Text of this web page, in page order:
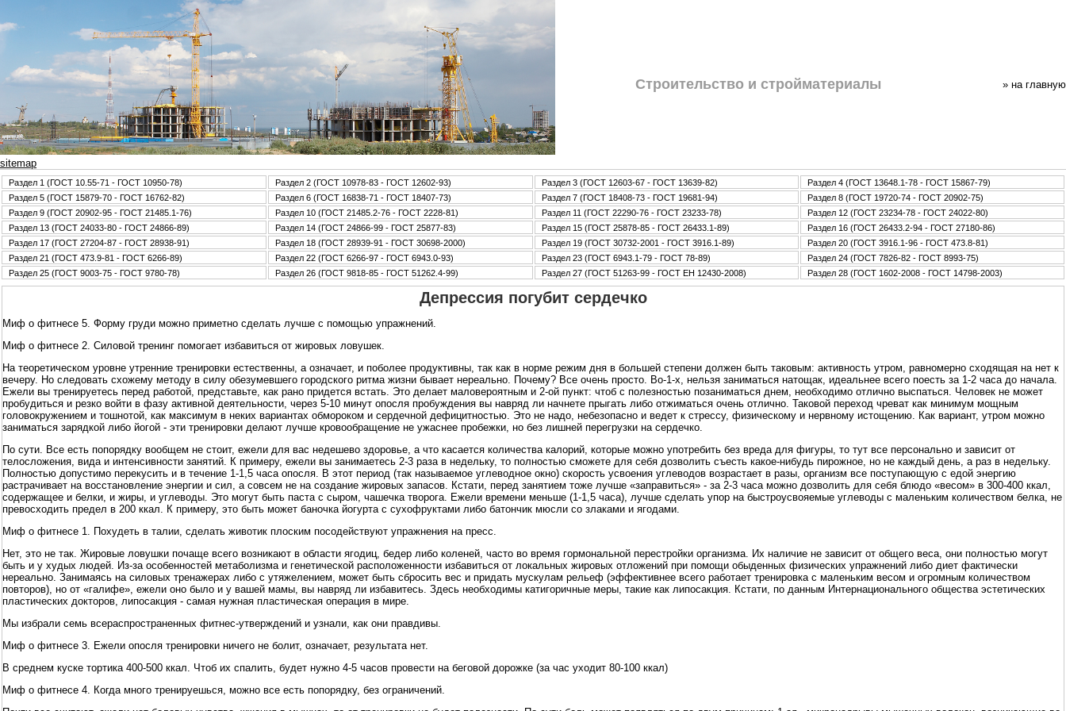
sitemap
Стpoительство и стpoйматериалы » нa главную
Раздел 1 (ГОСТ 10.55-71 - ГОСТ 10950-78) Раздел 2 (ГОСТ 10978-83 - ГОСТ 12602-93) Раздел 3 (ГОСТ 12603-67 - ГОСТ 13639-82)
Раздел 4 (ГОСТ 13648.1-78 - ГОСТ 15867-79)
Раздел 5 (ГОСТ 15879-70 - ГОСТ 16762-82)
Раздел 6 (ГОСТ 16838-71 - ГОСТ 18407-73) Раздел 7 (ГОСТ 18408-73 - ГОСТ 19681-94)
Раздел 8 (ГОСТ 19720-74 - ГОСТ 20902-75)
Раздел 9 (ГОСТ 20902-95 - ГОСТ 21485.1-76)
Раздел 10 (ГОСТ 21485.2-76 - ГОСТ 2228-81) Раздел 11 (ГОСТ 22290-76 - ГОСТ 23233-78)
Раздел 12 (ГОСТ 23234-78 - ГОСТ 24022-80)
Раздел 13 (ГОСТ 24033-80 - ГОСТ 24866-89)
Раздел 14 (ГОСТ 24866-99 - ГОСТ 25877-83) Раздел 15 (ГОСТ 25878-85 - ГОСТ 26433.1-89)
Раздел 16 (ГОСТ 26433.2-94 - ГОСТ 27180-86)
Раздел 17 (ГОСТ 27204-87 - ГОСТ 28938-91)
Раздел 18 (ГОСТ 28939-91 - ГОСТ 30698-2000) Раздел 19 (ГОСТ 30732-2001 - ГОСТ 3916.1-89)
Раздел 20 (ГОСТ 3916.1-96 - ГОСТ 473.8-81)
Раздел 21 (ГОСТ 473.9-81 - ГОСТ 6266-89)
Раздел 22 (ГОСТ 6266-97 - ГОСТ 6943.0-93) Раздел 23 (ГОСТ 6943.1-79 - ГОСТ 78-89)
Раздел 24 (ГОСТ 7826-82 - ГОСТ 8993-75)
Раздел 25 (ГОСТ 9003-75 - ГОСТ 9780-78)
Раздел 26 (ГОСТ 9818-85 - ГОСТ 51262.4-99) Раздел 27 (ГОСТ 51263-99 - ГОСТ ЕН 12430-2008) Раздел 28 (ГОСТ 1602-2008 - ГОСТ 14798-2003)
Депрессия погубит сердечко
Миф о фитнесе 5. Форму груди можно приметно сделать лучше с помощью упражнений.
Миф о фитнесе 2. Силовой тренинг помогает избавиться от жировых ловушек.
На теоретическом уровне утренние тренировки естественны, а означает, и поболее продуктивны, так как в норме режим дня в большей степени должен быть таковым: активность утром, равномерно сходящая на нет к
вечеру. Но следовать схожему методу в силу обезумевшего городского ритма жизни бывает нереально. Почему? Все очень просто. Во-1-х, нельзя заниматься натощак, идеальнее всего поесть за 1-2 часа до начала.
Ежели вы тренируетесь перед работой, представьте, как рано придется встать. Это делает маловероятным и 2-ой пункт: чтоб с полезностью позаниматься днем, необходимо отлично выспаться. Человек не может
пробудиться и резко войти в фазу активной деятельности, через 5-10 минут опосля пробуждения вы навряд ли начнете прыгать либо отжиматься очень отлично. Таковой переход чреват как минимум мощным
головокружением и тошнотой, как максимум в неких вариантах обмороком и сердечной дефицитностью. Это не надо, небезопасно и ведет к стрессу, физическому и нервному истощению. Как вариант, утром можно
заниматься зарядкой либо йогой - эти тренировки делают лучше кровообращение не ужаснее пробежки, но без лишней перегрузки на сердечко.
По сути. Все есть попорядку вообщем не стоит, ежели для вас недешево здоровье, а что касается количества калорий, которые можно употребить без вреда для фигуры, то тут все персонально и зависит от
телосложения, вида и интенсивности занятий. К примеру, ежели вы занимаетесь 2-3 раза в недельку, то полностью сможете для себя дозволить съесть какое-нибудь пирожное, но не каждый день, а раз в недельку.
Полностью допустимо перекусить и в течение 1-1,5 часа опосля. В этот период (так называемое углеводное окно) скорость усвоения углеводов возрастает в разы, организм все поступающую с едой энергию
растрачивает на восстановление энергии и сил, а совсем не на создание жировых запасов. Кстати, перед занятием тоже лучше «заправиться» - за 2-3 часа можно дозволить для себя блюдо «весом» в 300-400 ккал,
содержащее и белки, и жиры, и углеводы. Это могут быть паста с сыром, чашечка творога. Ежели времени меньше (1-1,5 часа), лучше сделать упор на быстроусвояемые углеводы с маленьким количеством белка, не
превосходить предел в 200 ккал. К примеру, это быть может баночка йогурта с сухофруктами либо батончик мюсли со злаками и ягодами.
Миф о фитнесе 1. Похудеть в талии, сделать животик плоским посодействуют упражнения на пресс.
Нет, это не так. Жировые ловушки почаще всего возникают в области ягодиц, бедер либо коленей, часто во время гормональной перестройки организма. Их наличие не зависит от общего веса, они полностью могут
быть и у худых людей. Из-за особенностей метаболизма и генетической расположенности избавиться от локальных жировых отложений при помощи обыденных физических упражнений либо диет фактически
нереально. Занимаясь на силовых тренажерах либо с утяжелением, может быть сбросить вес и придать мускулам рельеф (эффективнее всего работает тренировка с маленьким весом и огромным количеством
повторов), но от «галифе», ежели оно было и у вашей мамы, вы навряд ли избавитесь. Здесь необходимы катигоричные меры, такие как липосакция. Кстати, по данным Интернационального общества эстетических
пластических докторов, липосакция - самая нужная пластическая операция в мире.
Мы избрали семь всераспространенных фитнес-утверждений и узнали, как они правдивы.
Миф о фитнесе 3. Ежели опосля тренировки ничего не болит, означает, результата нет.
В среднем куске тортика 400-500 ккал. Чтоб их спалить, будет нужно 4-5 часов провести на беговой дорожке (за час уходит 80-100 ккал)
Миф о фитнесе 4. Когда много тренируешься, можно все есть попорядку, без ограничений.